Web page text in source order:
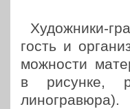
Худож­ни­ки-
гость и
мож­но­сти
в рисунке,
линогравюра).